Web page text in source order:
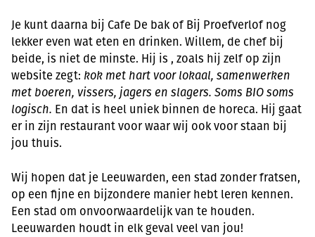
Je kunt daarna bij Cafe De bak of Bij Proefverlof nog
lekker even wat eten en drinken. Willem, de chef bij
beide, is niet de minste. Hij is , zoals hij zelf op zijn
website zegt: kok met hart voor lokaal, samenwerken
met boeren, vissers, jagers en slagers. Soms BIO soms
logisch. En dat is heel uniek binnen de horeca. Hij gaat
er in zijn restaurant voor waar wij ook voor staan bij
jou thuis.
Wij hopen dat je Leeuwarden, een stad zonder fratsen,
op een fijne en bijzondere manier hebt leren kennen.
Een stad om onvoorwaardelijk van te houden.
Leeuwarden houdt in elk geval veel van jou!